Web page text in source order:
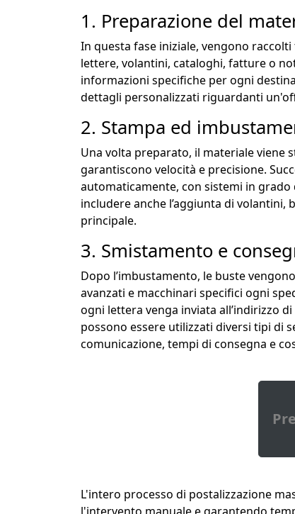
1. Preparazione del
In questa fase iniziale, vengono
lettere, volantini, cataloghi, fatture o
informazioni specifiche per ogni
dettagli personalizzati riguardanti
2. Stampa ed
Una volta preparato, il materiale viene
garantiscono velocità e precisione.
automaticamente, con sistemi in
includere anche l’aggiunta di
principale.
3. Smistamento e
Dopo l’imbustamento, le buste
avanzati e macchinari specifici ogni
ogni lettera venga inviata all’indirizzo
possono essere utilizzati diversi tipi di
comunicazione, tempi di consegna e
L'intero processo di postalizzazione